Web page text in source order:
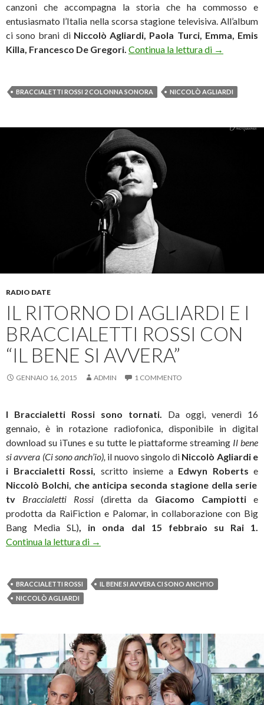
canzoni che accompagna la storia che ha commosso e
entusiasmato l’Italia nella scorsa stagione televisiva. All’album
ci sono brani di Niccolò Agliardi, Paola Turci, Emma, Emis
Killa, Francesco De Gregori. Continua la lettura di →
BRACCIALETTI ROSSI 2 COLONNA SONORA NICCOLÒ AGLIARDI
RADIO DATE
IL RITORNO DI AGLIARDI E I
BRACCIALETTI ROSSI CON
“IL BENE SI AVVERA”
GENNAIO 16, 2015 ADMIN 1 COMMENTO
I Braccialetti Rossi sono tornati. Da oggi, venerdì 16
gennaio, è in rotazione radiofonica, disponibile in digital
download su iTunes e su tutte le piattaforme streaming Il bene
si avvera (Ci sono anch’io), il nuovo singolo di Niccolò Agliardi e
i Braccialetti Rossi, scritto insieme aEdwyn Roberts e
Niccolò Bolchi, che anticipa seconda stagione della serie
tv Braccialetti Rossi (diretta da Giacomo Campiotti e
prodotta da RaiFiction e Palomar, in collaborazione con Big
Bang Media SL) , in onda dal 15 febbraio su Rai 1.
Continua la lettura di
Il ritorno di Agliardi e i Braccialetti Rossi
→
BRACCIALETTI ROSSI
IL BENE SI AVVERA CI SONO ANCH'IO
NICCOLÒ AGLIARDI